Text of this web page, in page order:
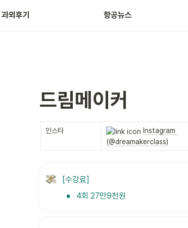
과외후기 항공뉴스
드림메이커
인스타
Instagram
(@dreamakerclass)
[수강료]
• 4회 27만9천원